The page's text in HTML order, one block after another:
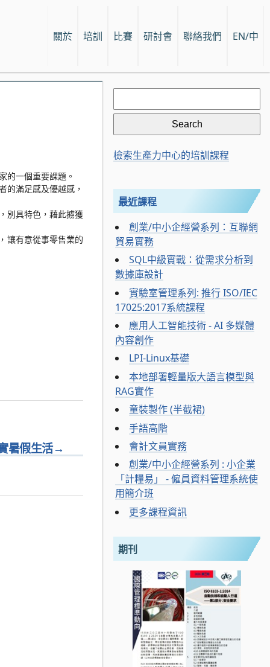
關於 培訓 比賽 研討會 聯絡我們 EN/中
的一個重要課題。
的滿足感及優越感，
別具特色，藉此擄獲
讓有意從事零售業的
→
暑假生活
Search
for:
檢索生產力中心的培訓課程
最近課程
創業/中小企經營系列：互聯網
貿易實務
SQL中級實戰：從需求分析到
數據庫設計
實驗室管理系列: 推行 ISO/IEC
17025:2017系統課程
應用人工智能技術 - AI 多媒體
內容創作
LPI-Linux基礎
本地部署輕量版大語言模型與
RAG實作
童裝製作 (半截裙)
手語高階
會計文員實務
創業/中小企經營系列 : 小企業
「計糧易」 - 僱員資料管理系統使
用簡介班
更多課程資訊
期刊